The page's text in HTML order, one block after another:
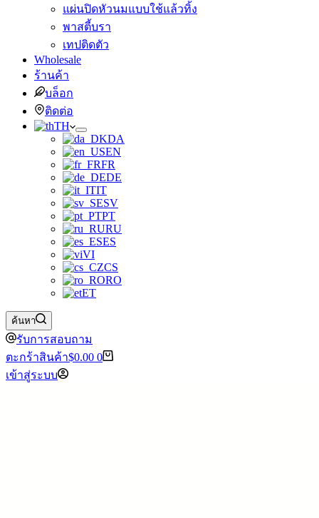
แผ่นปิดหัวนมแบบใช้แล้วทิ้ง
พาสตี้บรา
เทปติดตัว
Wholesale
ร้านค้า
บล็อก
ติดต่อ
TH
DA
EN
FR
DE
IT
SV
PT
RU
ES
VI
CS
RO
ET
ค้นหา
รับการสอบถาม
ตะกร้าสินค้า$0.00 0
เข้าสู่ระบบ